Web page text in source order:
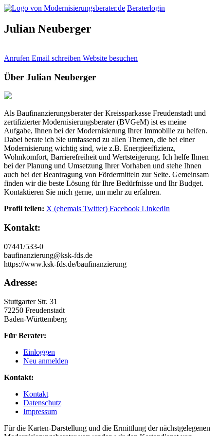
Beraterlogin
Julian Neuberger
Anrufen Email schreiben Website besuchen
Über Julian Neuberger
Als Baufinanzierungsberater der Kreissparkasse Freudenstadt und
zertifizierter Modernisierungsberater (BVGeM) ist es meine
Aufgabe, Ihnen bei der Modernisierung Ihrer Immobilie zu helfen.
Dabei berate ich Sie umfassend zu allen Themen, die bei einer
Modernisierung wichtig sind, wie z.B. Energieeffizienz,
Wohnkomfort, Barrierefreiheit und Wertsteigerung. Ich helfe Ihnen
bei der Planung und Umsetzung Ihrer Vorhaben und stehe Ihnen
auch bei der Beantragung von Fördermitteln zur Seite. Gemeinsam
finden wir die beste Lösung für Ihre Bedürfnisse und Ihr Budget.
Kontaktieren Sie mich gerne, um mehr zu erfahren.
Profil teilen: X (ehemals Twitter) Facebook LinkedIn
Kontakt:
07441/533-0
baufinanzierung@ksk-fds.de
https://www.ksk-fds.de/baufinanzierung
Adresse:
Stuttgarter Str. 31
72250 Freudenstadt
Baden-Württemberg
Für Berater:
Einloggen
Neu anmelden
Kontakt:
Kontakt
Datenschutz
Impressum
Für die Karten-Darstellung und die Ermittlung der nächstgelegenen